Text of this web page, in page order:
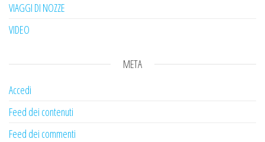
VIAGGI DI NOZZE
VIDEO
META
Accedi
Feed dei contenuti
Feed dei commenti